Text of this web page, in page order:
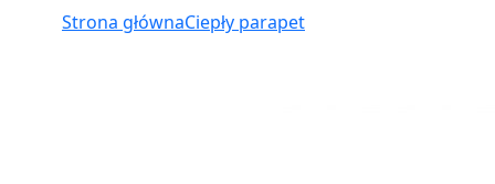
Strona głównaCiepły parapet